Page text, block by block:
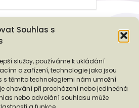
Souhlas s
služby, používáme k ukládání
o zařízení, technologie jako jsou
s těmito technologiemi nám umožní
chování při procházení nebo jedinečná
nebo odvolání souhlasu může